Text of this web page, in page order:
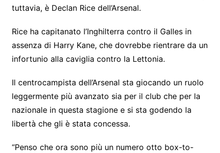
tuttavia, è Declan Rice dell’Arsenal.
Rice ha capitanato l’Inghilterra contro il Galles in
assenza di Harry Kane, che dovrebbe rientrare da un
infortunio alla caviglia contro la Lettonia.
Il centrocampista dell’Arsenal sta giocando un ruolo
leggermente più avanzato sia per il club che per la
nazionale in questa stagione e si sta godendo la
libertà che gli è stata concessa.
“Penso che ora sono più un numero otto box-to-